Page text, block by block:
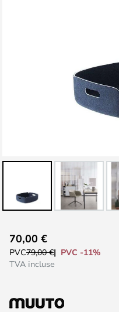
to
the
the
70,00 €
PVC79,00 €
PVC -11%
TVA incluse